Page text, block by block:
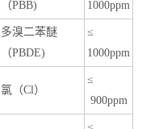
（PBB)
1000ppm
多溴二苯醚
（PBDE)
≤
1000ppm
氯（Cl）
≤
900ppm